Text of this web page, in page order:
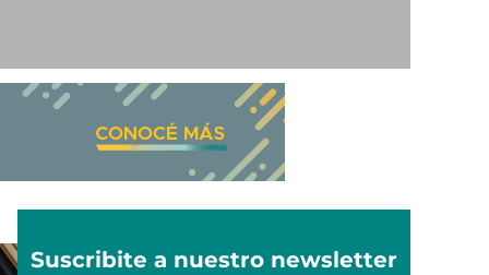
Suscribite a nuestro newsletter